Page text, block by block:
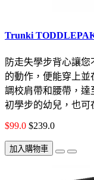
Trunki
防走失學步背心讓您
的動作，便能穿上
調校肩帶和腰帶，達
初學步的幼兒，也可
$99.0 $239.0
加入購物車